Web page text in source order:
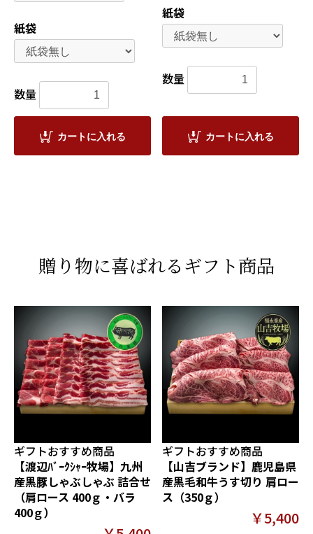
紙袋
数量
カートに入れる
紙袋
数量
カートに入れる
贈り物に喜ばれるギフト商品
ギフトおすすめ商品
【渡辺ﾊﾞｰｸｼｬｰ牧場】九州
産黒豚しゃぶしゃぶ 詰合せ
（肩ロース 400ｇ・バラ
400ｇ）
ギフトおすすめ商品
【山吉ブランド】鹿児島県
産黒毛和牛うす切り 肩ロー
ス（350ｇ）
￥5,400